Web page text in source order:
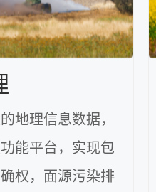
地理信息数据，
能平台，实现包
权，面源污染排